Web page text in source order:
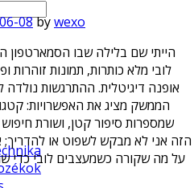
08bywexo
הייתי שם בלילה שבו
לובי מלא כותרות, תמונות זוהרות
אופנה דיגיטלית. ההתרגשות
הממשק מציג את האפשרויות:
שמספרות סיפור קטן, ושורת
הזה אני לא מבקש לשפוט או להדריך;
על מה שקורה כשמעצבים לובי כדי